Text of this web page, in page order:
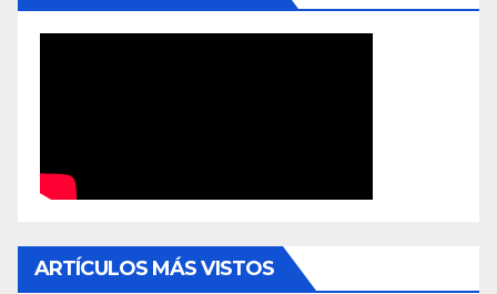
ARTÍCULOS MÁS VISTOS